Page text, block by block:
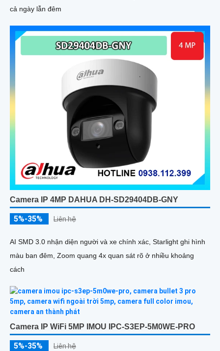
cả ngày lẫn đêm
Camera IP 4MP DAHUA DH-SD29404DB-GNY
5%-35% Liên hệ
AI SMD 3.0 nhận diện người và xe chính xác, Starlight ghi hình
màu ban đêm, Zoom quang 4x quan sát rõ ở nhiều khoảng
cách
Camera IP WiFi 5MP IMOU IPC-S3EP-5M0WE-PRO
5%-35% Liên hệ